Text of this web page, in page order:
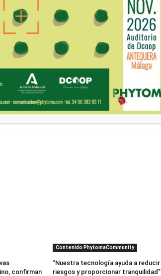
Agricultura autoriza un tratamiento aéreo urgente
para controlar el moteado en Girona
confirman
Contenido PhytomaCommunity
“Nuestra tecnología ayuda a reducir
riesgos y proporcionar tranquilidad”